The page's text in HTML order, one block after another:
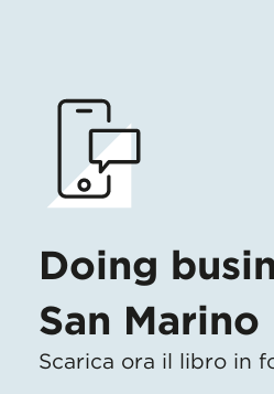
Doing
San Marino
Scarica ora il libro in